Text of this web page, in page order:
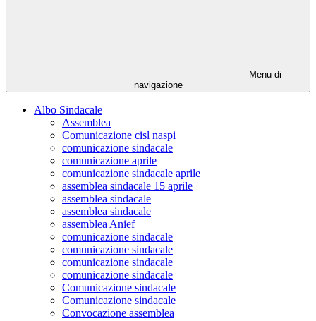
Menu di
navigazione
Albo Sindacale
Assemblea
Comunicazione cisl naspi
comunicazione sindacale
comunicazione aprile
comunicazione sindacale aprile
assemblea sindacale 15 aprile
assemblea sindacale
assemblea sindacale
assemblea Anief
comunicazione sindacale
comunicazione sindacale
comunicazione sindacale
comunicazione sindacale
Comunicazione sindacale
Comunicazione sindacale
Convocazione assemblea